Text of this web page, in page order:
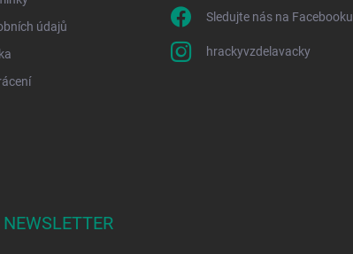
údajů
Sledujte nás na Facebooku
hrackyvzdelavacky